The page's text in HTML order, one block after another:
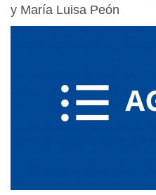
y María Luisa Peón